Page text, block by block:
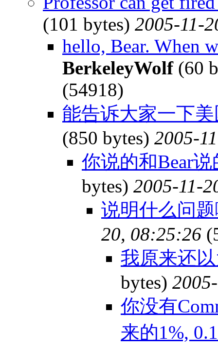
(101 bytes) 2005-11-
hello, Bear. When
BerkeleyWolf(60
(54918)
能告诉大家一下
(850 bytes) 2005-
你说的和Bear
bytes) 2005-11-
说明什么问
20, 08:25:26
我原来还
bytes)
你没有
来的1%,